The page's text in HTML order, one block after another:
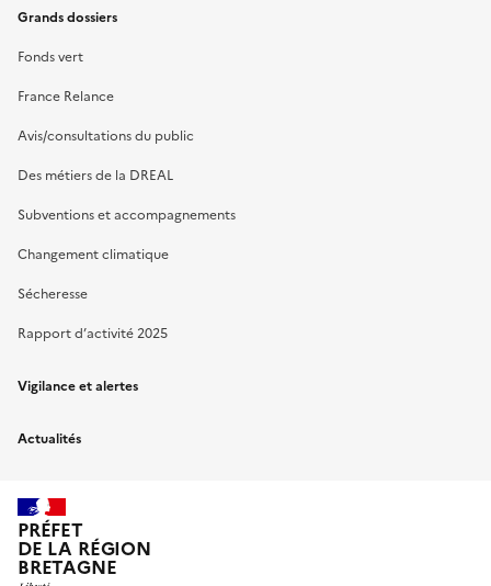
Grands dossiers
Fonds vert
France Relance
Avis/consultations du public
Des métiers de la DREAL
Subventions et accompagnements
Changement climatique
Sécheresse
Rapport d’activité 2025
Vigilance et alertes
Actualités
PRÉFET
DE LA RÉGION
BRETAGNE